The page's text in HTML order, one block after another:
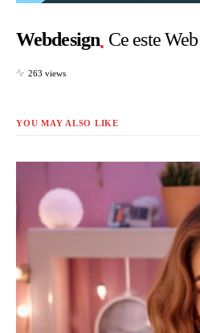
Webdesign Ce este
263 views
YOU MAY ALSO LIKE